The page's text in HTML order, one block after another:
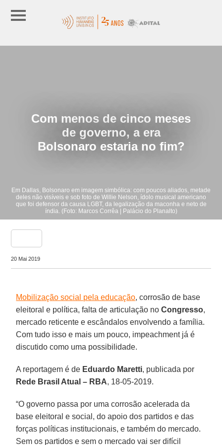
Com menos de cinco meses
de governo, a era
Bolsonaro estaria no fim?
Em Dallas, Bolsonaro em imagem simbólica: com poucos aliados, metade
deles não visíveis e sob foto de Willie Nelson, ídolo musical americano
que foi defensor da causa LGBT, da legalização da maconha e neto de
índia. (Foto: Marcos Corrêa | Palácio do Planalto)
20 Mai 2019
Mobilização social pela educação, corrosão de base
eleitoral e política, falta de articulação noCongresso,
mercado reticente e escândalos envolvendo a família.
Com tudo isso e mais um pouco, impeachment já é
discutido como uma possibilidade.
A reportagem é de Eduardo Maretti, publicada por
Rede Brasil Atual – RBA, 18-05-2019.
“O governo passa por uma corrosão acelerada da
base eleitoral e social, do apoio dos partidos e das
forças políticas institucionais, e também do mercado.
Sem os partidos e sem o mercado vai ser difícil